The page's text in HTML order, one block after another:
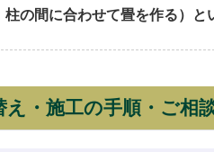
柱の間に合わせて畳を作る）
え・施工の手順・ご相